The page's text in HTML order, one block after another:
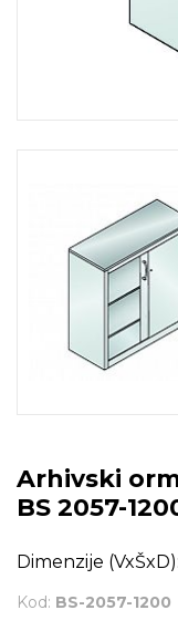
Arhivski
BS 2057-
Dimenzije (VxŠxD):
Kod: BS-2057-1200